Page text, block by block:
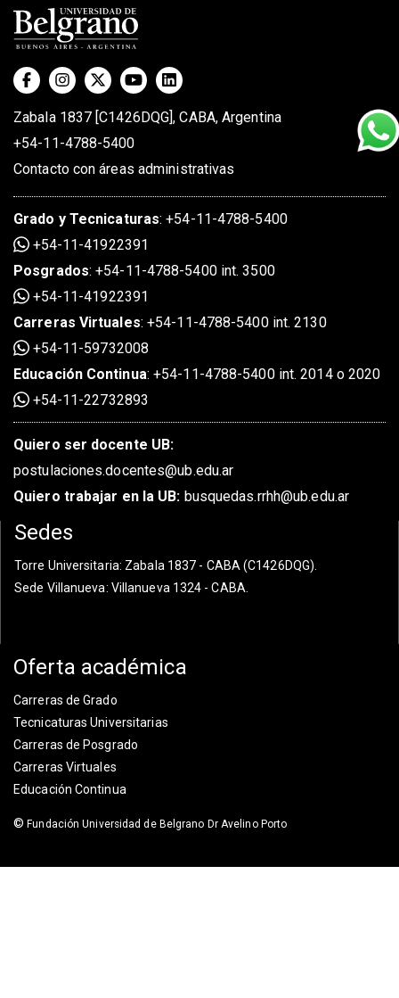
Zabala 1837 [C1426DQG], CABA, Argentina
+54-11-4788-5400
Contacto con áreas administrativas
Grado y Tecnicaturas:+54-11-4788-5400
+54-11-41922391
Posgrados:+54-11-4788-5400 int. 3500
+54-11-41922391
Carreras Virtuales:+54-11-4788-5400 int. 2130
+54-11-59732008
Educación Continua:+54-11-4788-5400 int. 2014 o 2020
+54-11-22732893
Quiero ser docente UB:
postulaciones.docentes@ub.edu.ar
Quiero trabajar en la UB: busquedas.rrhh@ub.edu.ar
Sedes
Torre Universitaria: Zabala 1837 - CABA (C1426DQG).
Sede Villanueva: Villanueva 1324 - CABA.
Oferta académica
Carreras de Grado
Tecnicaturas Universitarias
Carreras de Posgrado
Carreras Virtuales
Educación Continua
© Fundación Universidad de Belgrano Dr Avelino Porto